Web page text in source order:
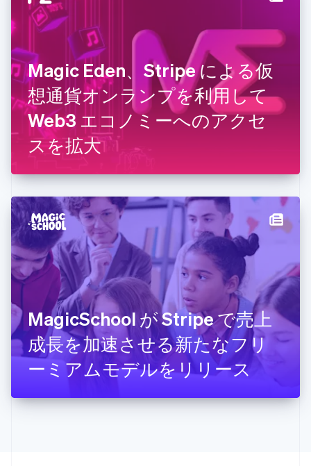
Magic Eden、Stripe による仮
想通貨オンランプを利用して
Web3 エコノミーへのアクセ
スを拡大
MagicSchool が Stripe で売上
成長を加速させる新たなフリ
ーミアムモデルをリリース
Deutsch
オランダ
NederlandsEnglish
カナダ
EnglishFrançais
キプロス
English
ギリシア
English
クロアチア
ジブラルタル
シンガポール
English简体中文
スイス
DeutschFrançais Italiano English
スウェーデン
Svenska English
スペイン
EspañolEnglish
スロバキア
English
スロベニア
EnglishItaliano
タイ
チェコ共和国